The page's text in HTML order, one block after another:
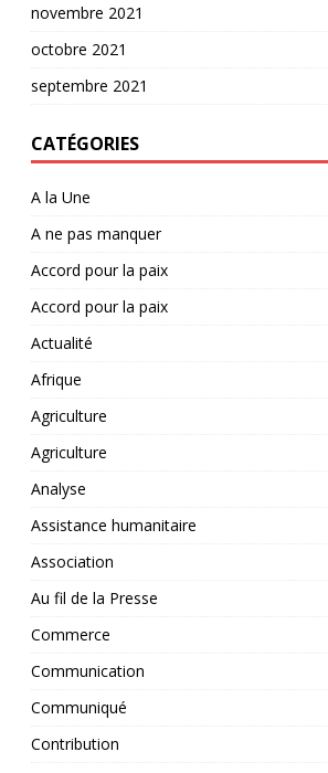
novembre 2021
octobre 2021
septembre 2021
CATÉGORIES
A la Une
A ne pas manquer
Accord pour la paix
Accord pour la paix
Actualité
Afrique
Agriculture
Agriculture
Analyse
Assistance humanitaire
Association
Au fil de la Presse
Commerce
Communication
Communiqué
Contribution